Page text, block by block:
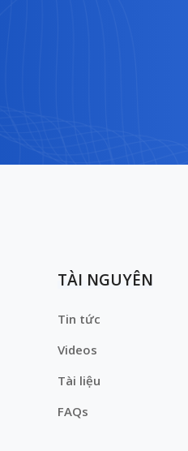
TÀI NGUYÊN
Tin tức
Videos
Tài liệu
FAQs